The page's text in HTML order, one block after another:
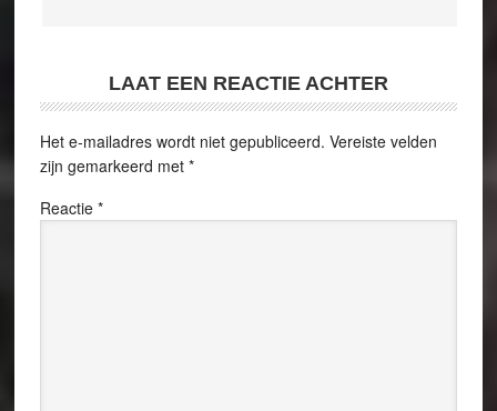
LAAT EEN REACTIE ACHTER
Het e-mailadres wordt niet gepubliceerd. Vereiste velden
zijn gemarkeerd met *
Reactie *